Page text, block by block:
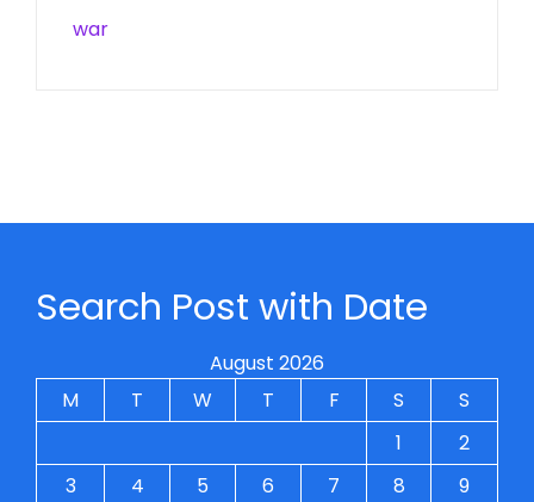
war
Search Post with Date
August 2026
M
T W T F S
S
1
2
3
4 5 6 7 8
9